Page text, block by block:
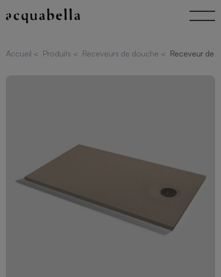
Accueil < Produits < Receveurs de douche < Receveur de